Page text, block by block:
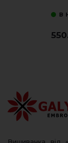
в
Вишиванка